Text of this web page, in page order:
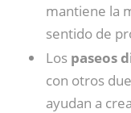
mantiene la
sentido de
Los paseos
con otros
ayudan a